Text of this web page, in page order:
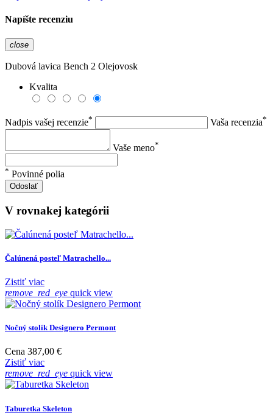
Napíšte recenziu
close
Dubová lavica Bench 2 Olejovosk
Kvalita
Nadpis vašej recenzie* Vaša recenzia*
Vaše meno*
* Povinné polia
Odoslať
V rovnakej kategórii
Čalúnená posteľ Matrachello...
Zistiť viac
remove_red_eye quick view
Nočný stolík Designero Permont
Cena 387,00 €
Zistiť viac
remove_red_eye quick view
Taburetka Skeleton